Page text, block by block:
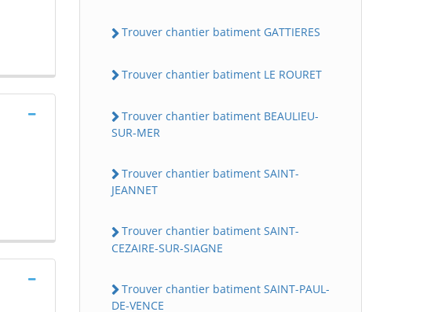
Trouver chantier batiment GATTIERES
Trouver chantier batiment LE ROURET
Trouver chantier batiment BEAULIEU-
SUR-MER
Trouver chantier batiment SAINT-
JEANNET
Trouver chantier batiment SAINT-
CEZAIRE-SUR-SIAGNE
Trouver chantier batiment SAINT-PAUL-
DE-VENCE